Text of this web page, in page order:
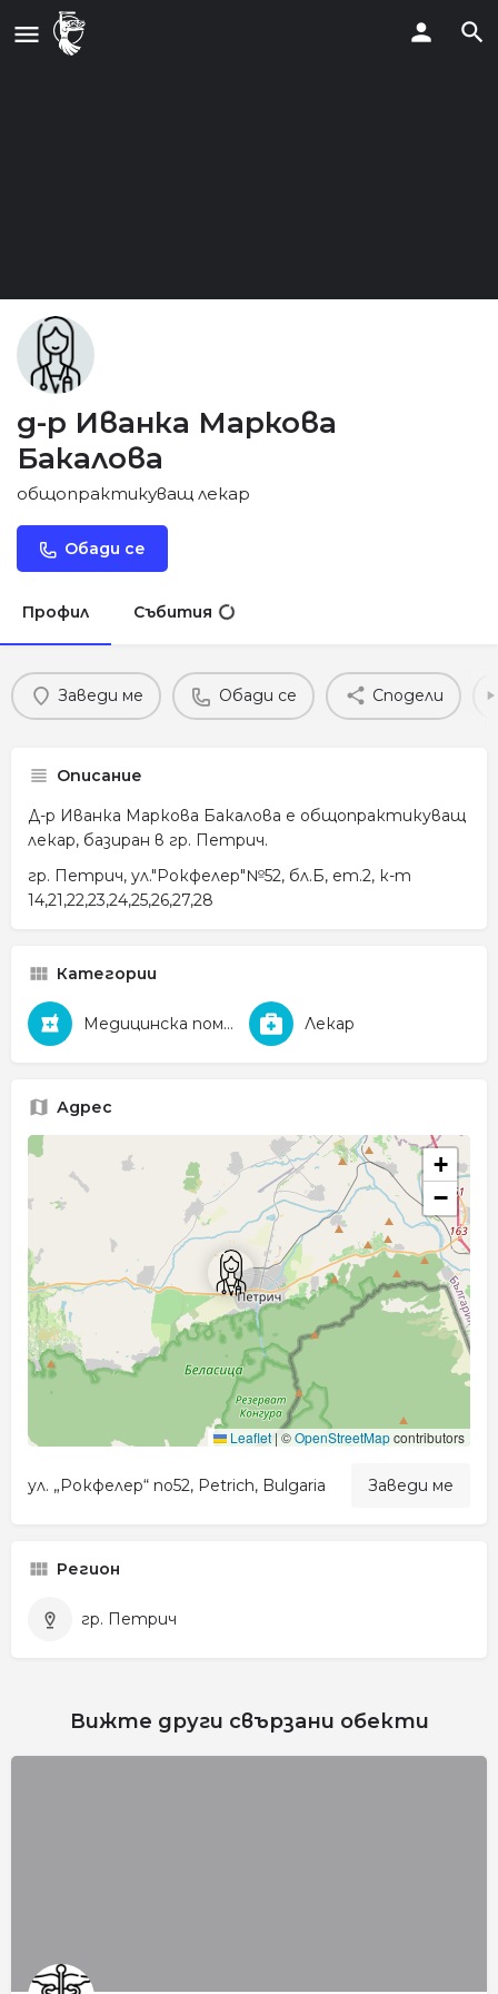
д-р Иванка Маркова
Бакалова
общопрактикуващ лекар
Обади се
Профил Събития
Заведи ме Обади се Сподели
Описание
Д-р Иванка Маркова Бакалова е общопрактикуващ
лекар, базиран в гр. Петрич.
гр. Петрич, ул."Рокфелер"№52, бл.Б, ет.2, к-т
14,21,22,23,24,25,26,27,28
Категории
Медицинска помощ Лекар
Адрес
+
−
Leaflet | ©OpenStreetMapcontributors
ул. „Рокфелер“ no52, Petrich, Bulgaria Заведи ме
Регион
гр. Петрич
Вижте други свързани обекти